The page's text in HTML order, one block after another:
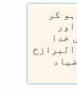
کر
خدا